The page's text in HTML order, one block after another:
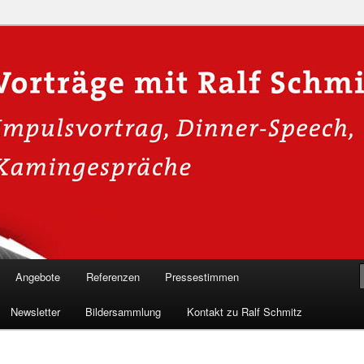
für Hackervorträge &
in die Welt der Cybersicherheit mit Ralf Schmitz. Erleben Sie Live-
& schützen Sie sich effektiv.
Angebote Referenzen Pressestimmen
Newsletter Bildersammlung Kontakt zu Ralf Schmitz